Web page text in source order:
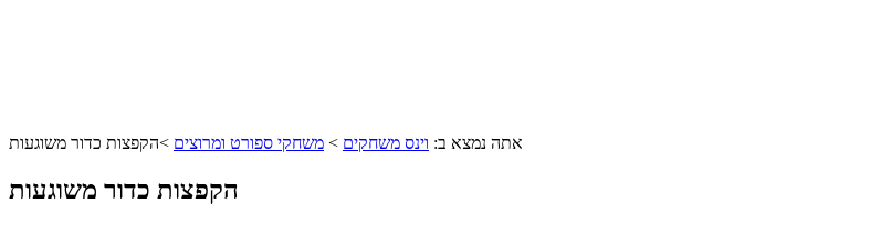
אתה נמצא ב: וינס משחקים > משחקי ספורט ומרוצים >הקפצות כדור משוגעות
הקפצות כדור משוגעות